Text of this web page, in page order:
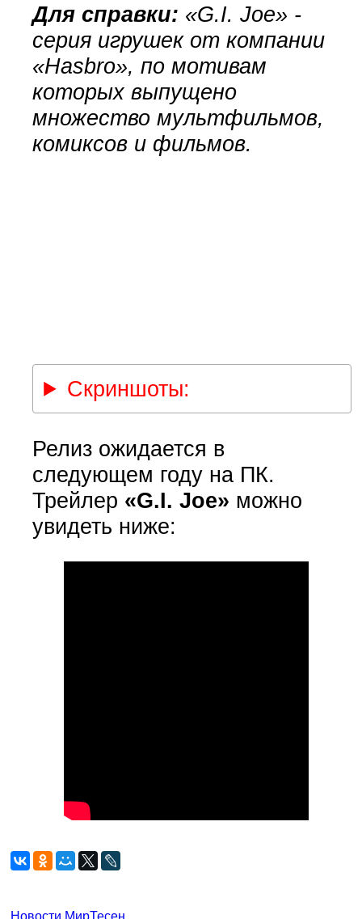
Для справки: «G.I. Joe» -
серия игрушек от компании
«Hasbro», по мотивам
которых выпущено
множество мультфильмов,
комиксов и фильмов.
Скриншоты:
Релиз ожидается в
следующем году на ПК.
Трейлер «G.I. Joe» можно
увидеть ниже: